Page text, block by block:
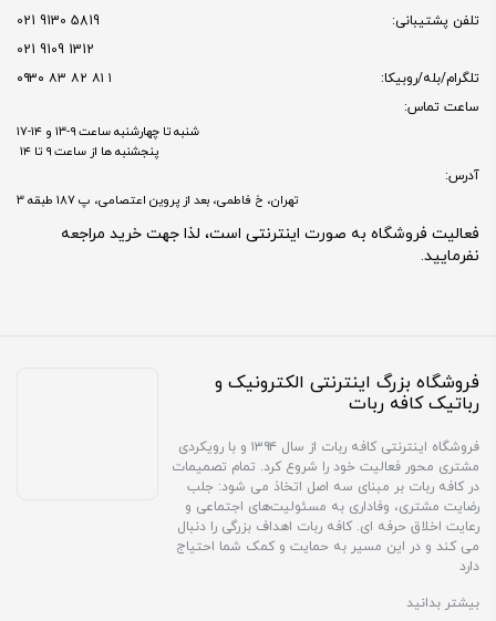
تلفن پشتیبانی:
5819 9130 021
1312 9109 021
تلگرام/بله/روبیکا:
۱ ۸۱ ۸۲ ۸۳ ۰۹۳۰
ساعت تماس:
شنبه تا چهارشنبه ساعت ۹-۱۳ و ۱۴-۱۷
پنجشنبه ها از ساعت ۹ تا ۱۴
آدرس:
تهران، خ فاطمی، بعد از پروین اعتصامی، پ 187 طبقه 3
فعالیت فروشگاه به صورت اینترنتی است، لذا جهت خرید مراجعه
نفرمایید.
فروشگاه بزرگ اینترنتی الکترونیک و
رباتیک کافه ربات
فروشگاه اینترنتی کافه ربات از سال ۱۳۹۴ و با رویکردی
مشتری محور فعالیت خود را شروع کرد. تمام تصمیمات
در کافه ربات بر مبنای سه اصل اتخاذ می شود: جلب
رضایت مشتری، وفاداری به مسئولیت‌های اجتماعی و
رعایت اخلاق حرفه ای. کافه ربات اهداف بزرگی را دنبال
می کند و در این مسیر به حمایت و کمک شما احتیاج
دارد
بیشتر بدانید